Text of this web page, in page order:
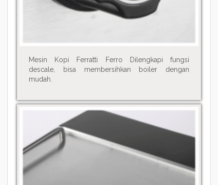
Mesin Kopi Ferratti Ferro Dilengkapi fungsi
descale, bisa membersihkan boiler dengan
mudah.